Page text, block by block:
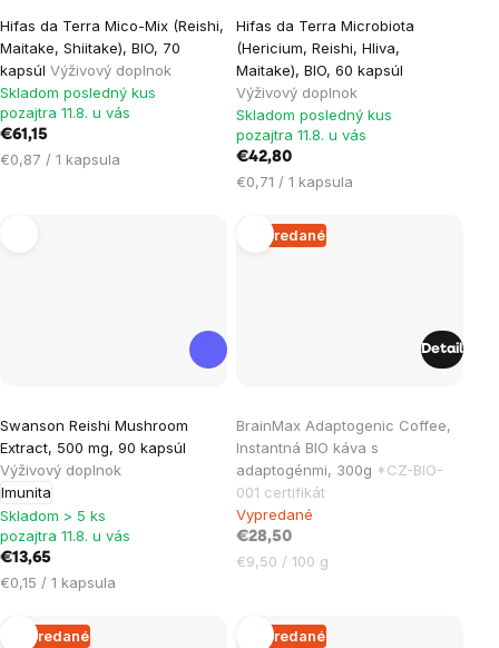
Hifas da Terra Mico-Mix (Reishi,
Maitake, Shiitake), BIO, 70
kapsúl Výživový doplnok
Skladom posledný kus
pozajtra 11.8. u vás
€61,15
Jednotková
€0,87 / 1 kapsula
Hifas da Terra Microbiota
(Hericium, Reishi, Hliva,
Maitake), BIO, 60 kapsúl
Výživový doplnok
Skladom posledný kus
pozajtra 11.8. u vás
€42,80
Jednotková
€0,71 / 1 kapsula
Swanson Reishi Mushroom
Extract, 500 mg, 90 kapsúl
Výživový doplnok
Imunita
hodnotenie
produktu
je
5,0
z
5
hviezdičiek.
Skladom > 5 ks
pozajtra 11.8. u vás
€13,65
Jednotková
€0,15 / 1 kapsula
Vypredané
BrainMax Adaptogenic Coffee,
Instantná BIO káva s
adaptogénmi, 300g *CZ-BIO-
001 certifikát
hodnotenie
produktu
je
5,0
z
5
Vypredané
€28,50
Jednotková
€9,50 / 100 g
Detail
Vypredané Vypredané